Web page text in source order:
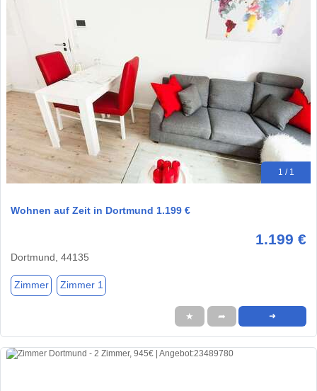
1 / 1
Wohnen auf Zeit in Dortmund 1.199 €
1.199 €
Dortmund, 44135
Zimmer Zimmer 1
★ ➦ ➜